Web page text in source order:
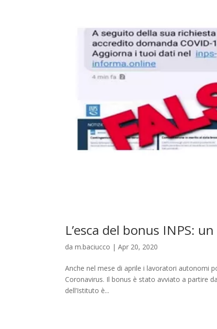
L’esca del bonus INPS:
dam.baciucco |Apr 20, 2020
Anche nel mese di aprile i lavoratori autonomi
Coronavirus. Il bonus è stato avviato a partire
dell’Istituto è...